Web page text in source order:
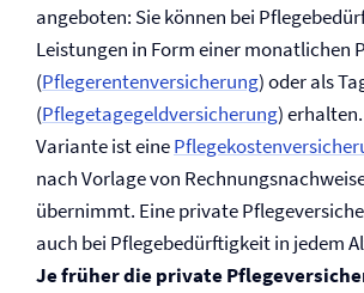
angeboten: Sie können bei
Leistungen in Form einer monatlichen
(Pflegerenten­versicherung) oder als
(Pflegetagegeld­versicherung)
Variante ist eine
nach Vorlage von
übernimmt. Eine private
auch bei Pflegebedürftigkeit in jedem
Je früher die private